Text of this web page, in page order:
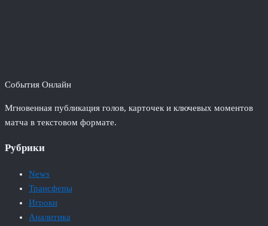
События Онлайн
Мгновенная публикация голов, карточек и ключевых моментов
матча в текстовом формате.
Рубрики
News
Трансферы
Игроки
Аналитика